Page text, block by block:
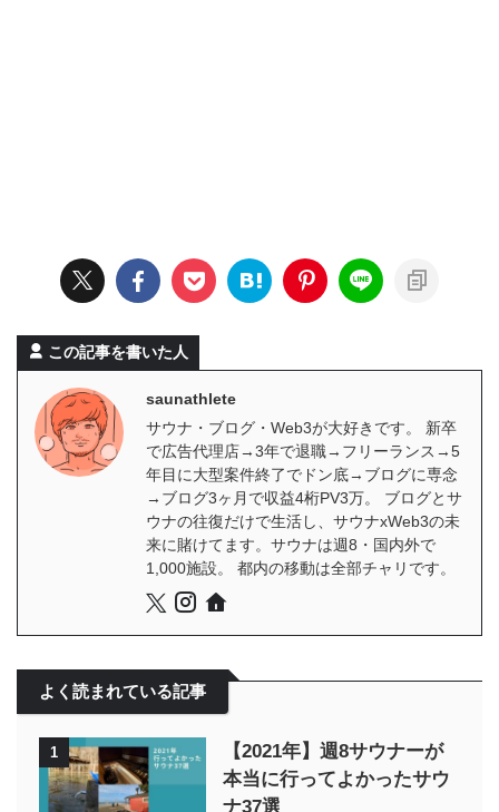
この記事を書いた人
saunathlete
サウナ・ブログ・Web3が大好きです。 新卒
で広告代理店→3年で退職→フリーランス→5
年目に大型案件終了でドン底→ブログに専念
→ブログ3ヶ月で収益4桁PV3万。 ブログとサ
ウナの往復だけで生活し、サウナxWeb3の未
来に賭けてます。サウナは週8・国内外で
1,000施設。 都内の移動は全部チャリです。
よく読まれている記事
1
【2021年】週8サウナーが
本当に行ってよかったサウ
ナ37選